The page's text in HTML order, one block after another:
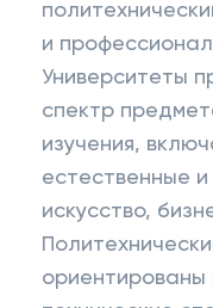
и
Университеты
спектр
изучения,
естественные
искусство,